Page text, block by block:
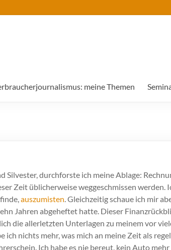
meine Themen
Silvester, durchforste ich meine Ablage:
Zeit üblicherweise weggeschmissen werden.
auszumisten. Gleichzeitig schaue ich mir
Jahren abgeheftet hatte. Dieser
die allerletzten Unterlagen zu meinem vor
ich nichts mehr, was mich an meine Zeit als
Ich habe es nie bereut, kein Auto mehr